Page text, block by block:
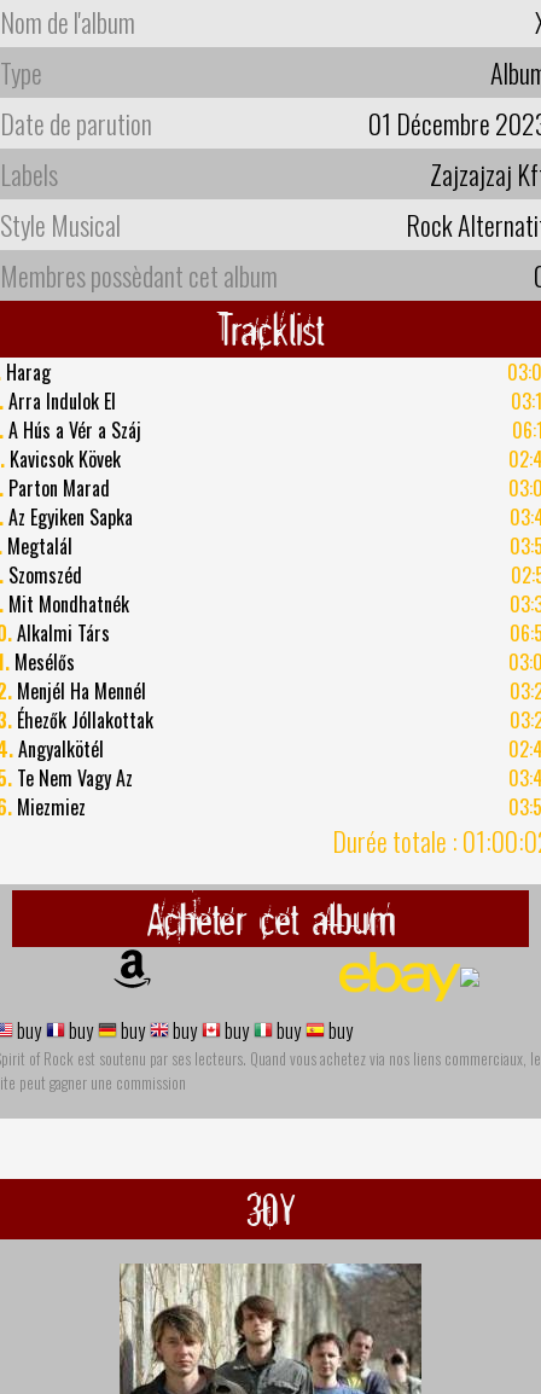
Nom de l'album
Type
Date de parution
01 Décembre
Labels
Zajzajzaj
Style Musical
Rock
Membres possèdant cet album
Tracklist
Harag
Arra Indulok El
A Hús a Vér a Száj
Kavicsok Kövek
Parton Marad
Az Egyiken Sapka
Megtalál
Szomszéd
Mit Mondhatnék
Alkalmi Társ
Mesélős
Menjél Ha Mennél
Éhezők Jóllakottak
Angyalkötél
Te Nem Vagy Az
Miezmiez
Durée totale :
Acheter cet album
buy buy buy buy buy buy buy
of Rock est soutenu par ses lecteurs. Quand vous achetez via nos liens commerciaux, le
peut gagner une commission
30Y